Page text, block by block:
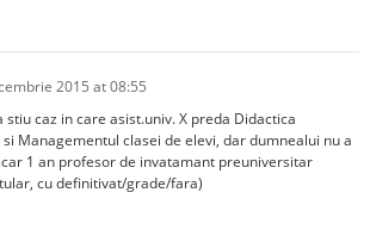
2015 at 08:55
stiu caz in care asist.univ. X preda Didactica
Managementul clasei de elevi, dar dumnealui nu a
1 an profesor de invatamant preuniversitar
cu definitivat/grade/fara)